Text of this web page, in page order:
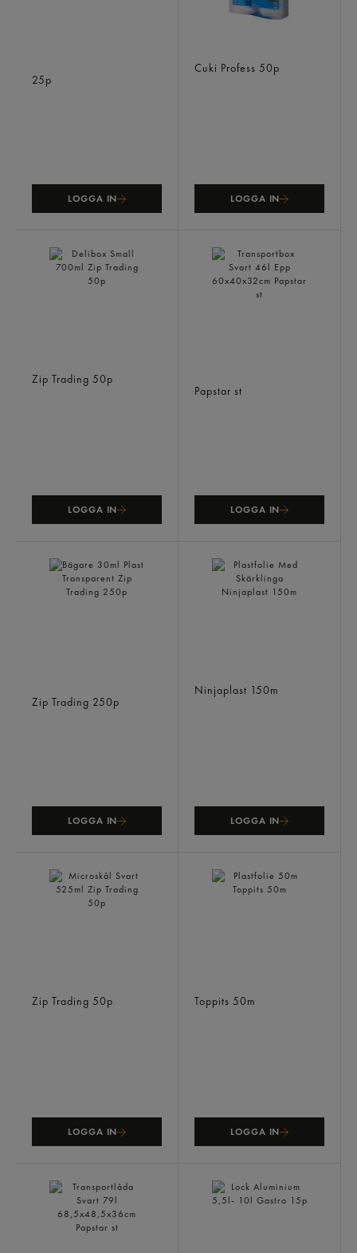
25p
LOGGA IN
Cuki Profess 50p
LOGGA IN
Zip Trading 50p
LOGGA IN
Papstar st
LOGGA IN
Zip Trading 250p
LOGGA IN
Ninjaplast 150m
LOGGA IN
Zip Trading 50p
LOGGA IN
Toppits 50m
LOGGA IN